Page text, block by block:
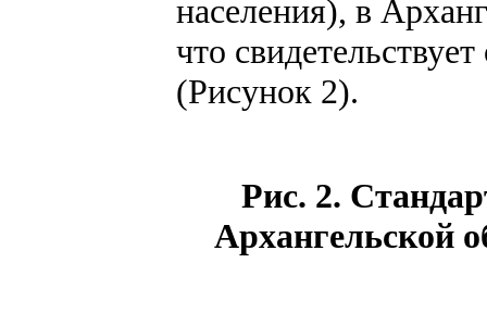
населения), в
что
(Рисунок 2).
Рис. 2.
Архангельской